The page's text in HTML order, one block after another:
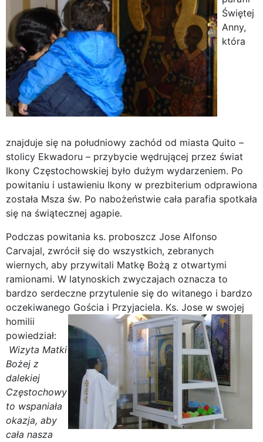
Świętej
Anny,
która
znajduje się na południowy zachód od miasta Quito –
stolicy Ekwadoru – przybycie wędrującej przez świat
Ikony Częstochowskiej było dużym wydarzeniem. Po
powitaniu i ustawieniu Ikony w prezbiterium odprawiona
została Msza św. Po nabożeństwie cała parafia spotkała
się na świątecznej agapie.
Podczas powitania ks. proboszcz Jose Alfonso
Carvajal, zwrócił się do wszystkich, zebranych
wiernych, aby przywitali Matkę Bożą z otwartymi
ramionami. W latynoskich zwyczajach oznacza to
bardzo serdeczne przytulenie się do witanego i bardzo
oczekiwanego Gościa i Przyjaciela. Ks. Jose w swojej
homilii
powiedział:
Wizyta Matki
Bożej z
dalekiej
Częstochowy
to wspaniała
okazja, aby
cała nasza